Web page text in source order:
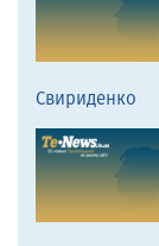
Свириденко